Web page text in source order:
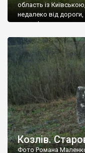
область із
недалеко від дороги,
рельєфне пано, яке
не видно, але видно
Козлів.
Фото Романа